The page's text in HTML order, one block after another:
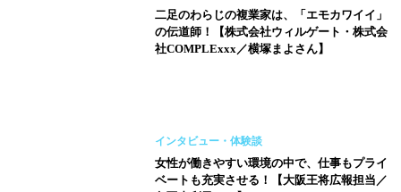
二足のわらじの複業家は、「エモカワイイ」
の伝道師！【株式会社ウィルゲート・株式会
社COMPLExxx／横塚まよさん】
インタビュー・体験談
女性が働きやすい環境の中で、仕事もプライ
ベートも充実させる！【大阪王将広報担当／